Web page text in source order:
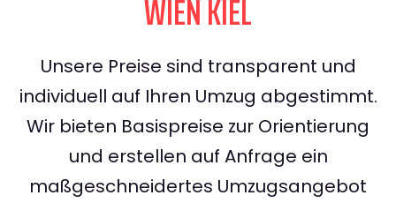
WIEN KIEL
Unsere Preise sind transparent und
individuell auf Ihren Umzug abgestimmt.
Wir bieten Basispreise zur Orientierung
und erstellen auf Anfrage ein
maßgeschneidertes Umzugsangebot